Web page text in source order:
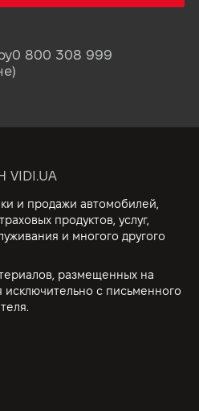
0 800 308 999
и продажи автомобилей,
продуктов, услуг,
и многого другого
размещенных на
исключительно с письменного